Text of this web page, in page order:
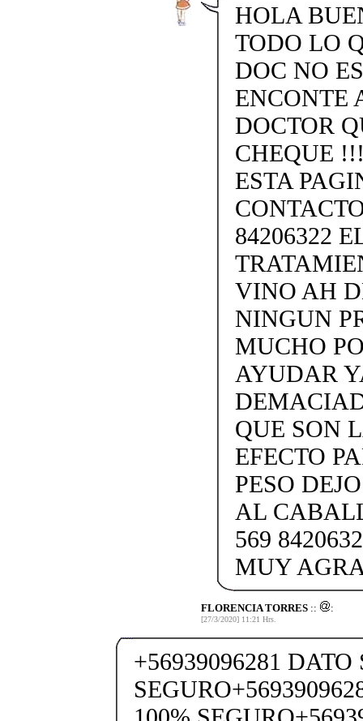
HOLA
TODO LO
DOC NO
ENCONTE
DOCTOR
CHEQUE
ESTA
84206322
VINO AH
NINGUN
MUCHO
AYUDAR
QUE SON
EFECTO
PESO
AL
569
MUY
FLORENCIA TORRES:: :
[27/3/2020] 11:21 Hrs.
+56939096281 DATO